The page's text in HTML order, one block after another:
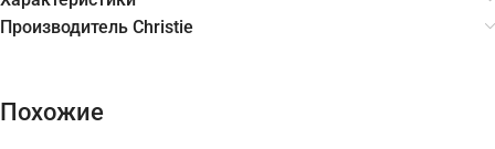
Производитель Christie
Похожие